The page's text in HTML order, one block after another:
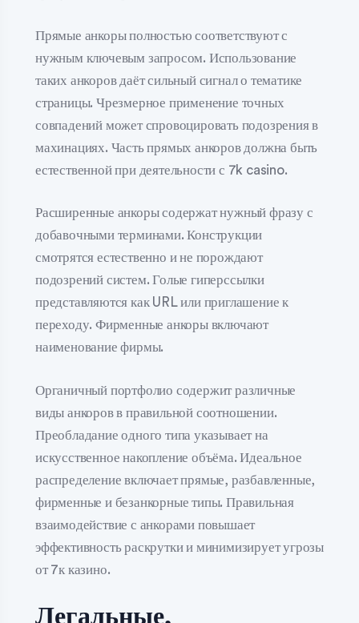
Прямые анкоры полностью соответствуют с
нужным ключевым запросом. Использование
таких анкоров даёт сильный сигнал о тематике
страницы. Чрезмерное применение точных
совпадений может спровоцировать подозрения в
махинациях. Часть прямых анкоров должна быть
естественной при деятельности с 7k casino.
Расширенные анкоры содержат нужный фразу с
добавочными терминами. Конструкции
смотрятся естественно и не порождают
подозрений систем. Голые гиперссылки
представляются как URL или приглашение к
переходу. Фирменные анкоры включают
наименование фирмы.
Органичный портфолио содержит различные
виды анкоров в правильной соотношении.
Преобладание одного типа указывает на
искусственное накопление объёма. Идеальное
распределение включает прямые, разбавленные,
фирменные и безанкорные типы. Правильная
взаимодействие с анкорами повышает
эффективность раскрутки и минимизирует угрозы
от 7к казино.
Легальные,